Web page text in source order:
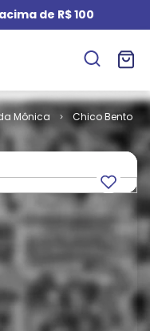
de R$ 100
Mônica
Chico Bento